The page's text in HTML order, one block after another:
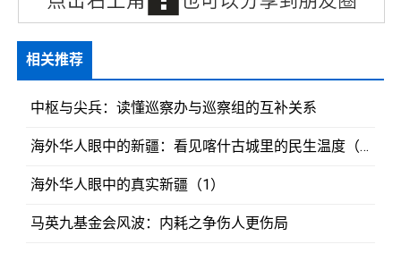
相关推荐
中枢与尖兵：读懂巡察办与巡察组的互补关系
海外华人眼中的新疆：看见喀什古城里的民生温度（2）
海外华人眼中的真实新疆（1）
马英九基金会风波：内耗之争伤人更伤局